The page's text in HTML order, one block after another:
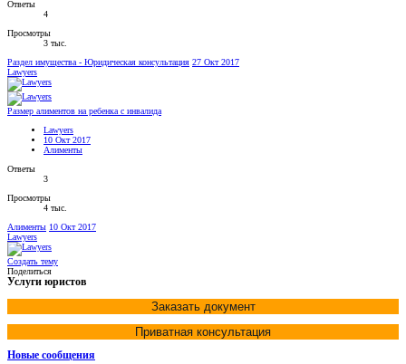
Ответы
4
Просмотры
3 тыс.
Раздел имущества - Юридическая консультация 27 Окт 2017
Lawyers
Размер алиментов на ребенка с инвалида
Lawyers
10 Окт 2017
Алименты
Ответы
3
Просмотры
4 тыс.
Алименты 10 Окт 2017
Lawyers
Создать тему
Поделиться
Услуги юристов
Заказать документ
Приватная консультация
Новые сообщения